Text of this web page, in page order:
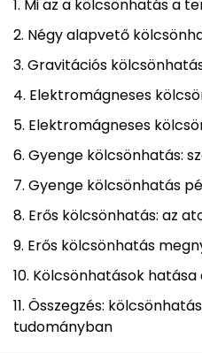
Mi az a kölcsönhatás a
Négy alapvető
Gravitációs
Elektromágneses
Elektromágneses
Gyenge kölcsönhatás:
Gyenge kölcsönhatás
Erős kölcsönhatás: az
Erős kölcsönhatás
Kölcsönhatások
Összegzés:
tudományban